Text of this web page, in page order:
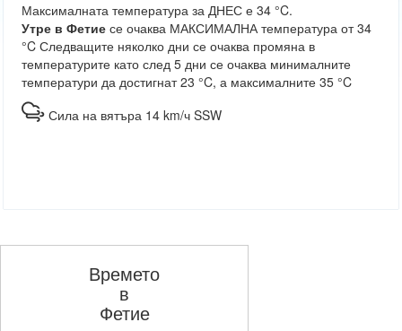
Максималната температура за ДНЕС е 34 °C.
Утре в Фетиесе очаква МАКСИМАЛНА температура от 34
°C Следващите няколко дни се очаква промяна в
температурите като след 5 дни се очаква минималните
температури да достигнат 23 °C, а максималните 35 °C
Сила на вятъра 14 km/ч SSW
Времето
в
Фетие